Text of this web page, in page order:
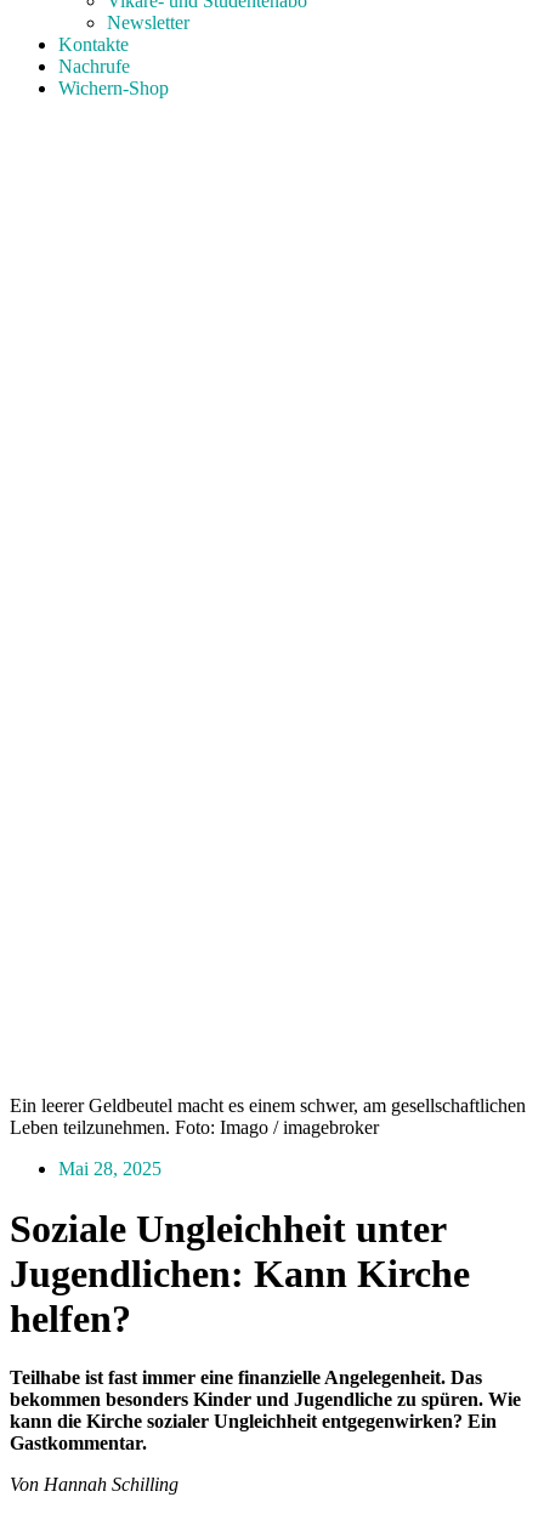
Newsletter
Kontakte
Nachrufe
Wichern-Shop
Ein leerer Geldbeutel macht es einem schwer, am gesellschaftlichen
Leben teilzunehmen. Foto: Imago / imagebroker
Mai 28, 2025
Soziale Ungleichheit unter
Jugendlichen: Kann Kirche
helfen?
Teilhabe ist fast immer eine finanzielle Angelegenheit. Das
bekommen besonders Kinder und Jugendliche zu spüren. Wie
kann die Kirche sozialer Ungleichheit entgegenwirken? Ein
Gastkommentar.
Von Hannah Schilling